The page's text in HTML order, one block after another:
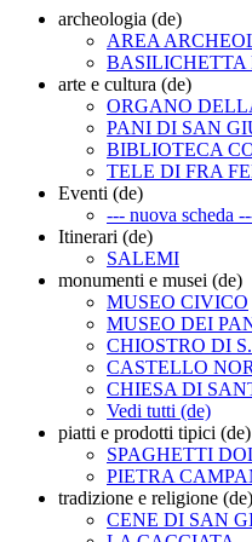
archeologia (de)
AREA
BASILICHETTA
arte e cultura (de)
ORGANO
PANI DI SAN
BIBLIOTECA
TELE DI FRA
Eventi (de)
--- nuova scheda
Itinerari (de)
SALEMI
monumenti e musei (de)
MUSEO CIVICO
MUSEO DEI
CHIOSTRO DI
CASTELLO
CHIESA DI
Vedi tutti (de)
piatti e prodotti tipici (de)
SPAGHETTI
PIETRA
tradizione e religione (de)
CENE DI SAN